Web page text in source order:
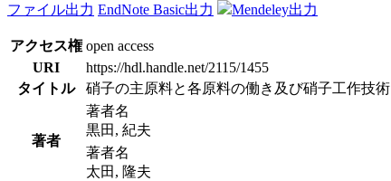
ファイル出力 EndNote Basic出力 Mendeley出力
アクセス権 open access
URI
https://hdl.handle.net/2115/1455
タイトル
硝子の主原料と各原料の働き及び硝子工作技術
著者
著者名
黒田, 紀夫
著者名
太田, 隆夫